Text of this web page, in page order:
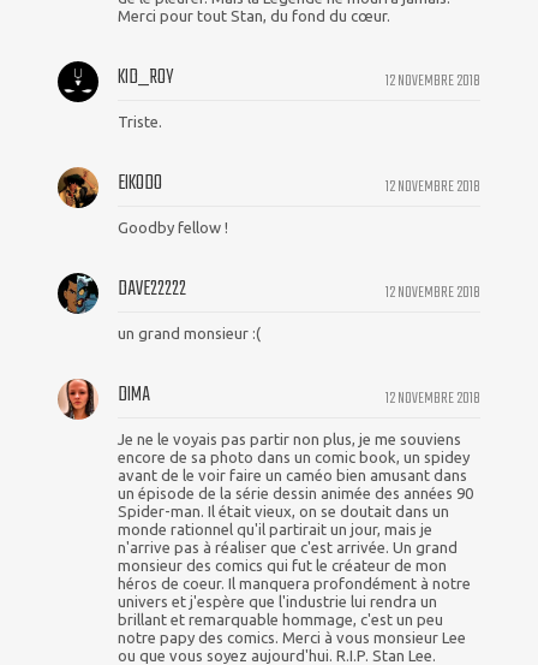
Merci pour tout Stan, du fond du cœur.
12 NOVEMBRE 2018
KID_ROY
Triste.
12 NOVEMBRE 2018
EIKODO
Goodby fellow !
12 NOVEMBRE 2018
DAVE22222
un grand monsieur :(
12 NOVEMBRE 2018
DIMA
Je ne le voyais pas partir non plus, je me souviens
encore de sa photo dans un comic book, un spidey
avant de le voir faire un caméo bien amusant dans
un épisode de la série dessin animée des années 90
Spider-man. Il était vieux, on se doutait dans un
monde rationnel qu'il partirait un jour, mais je
n'arrive pas à réaliser que c'est arrivée. Un grand
monsieur des comics qui fut le créateur de mon
héros de coeur. Il manquera profondément à notre
univers et j'espère que l'industrie lui rendra un
brillant et remarquable hommage, c'est un peu
notre papy des comics. Merci à vous monsieur Lee
ou que vous soyez aujourd'hui. R.I.P. Stan Lee.